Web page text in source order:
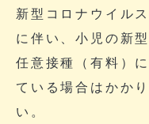
新型コロナウイル
に伴い、小児の新
任意接種（有料）
ている場合はかか
い。